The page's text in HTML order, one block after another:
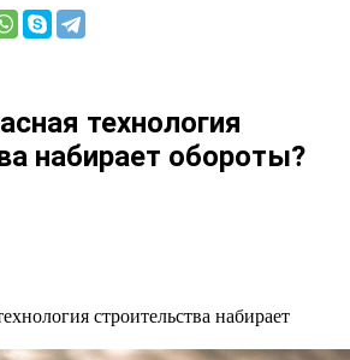
технология
набирает обороты?
строительства набирает